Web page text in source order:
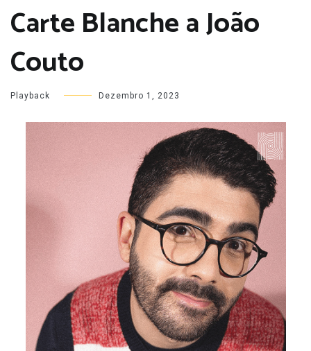
Carte Blanche a João
Couto
Playback Dezembro 1, 2023